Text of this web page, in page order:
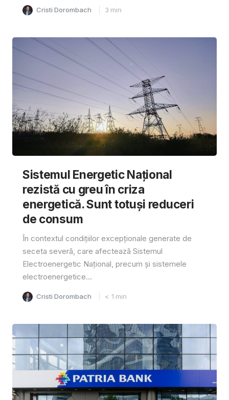
Cristi Dorombach 3 min
Sistemul Energetic Național
rezistă cu greu în criza
energetică. Sunt totuși reduceri
de consum
În contextul condițiilor excepționale generate de
seceta severã, care afecteazã Sistemul
Electroenergetic Național, precum și sistemele
electroenergetice...
Cristi Dorombach < 1 min